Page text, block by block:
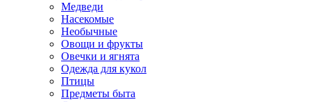
Медведи
Насекомые
Необычные
Овощи и фрукты
Овечки и ягнята
Одежда для кукол
Птицы
Предметы быта